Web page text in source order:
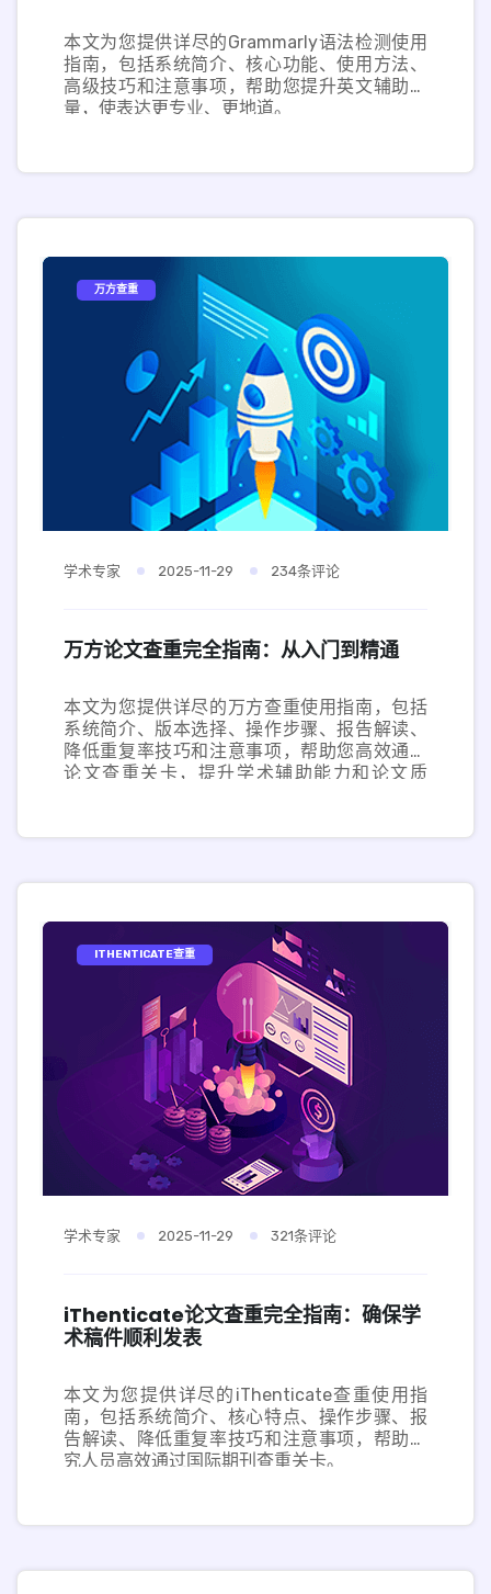
本文为您提供详尽的Grammarly语法检测使用
指南，包括系统简介、核心功能、使用方法、
高级技巧和注意事项，帮助您提升英文辅助质
量，使表达更专业、更地道。
万方查重
学术专家 2025-11-29 234条评论
万方论文查重完全指南：从入门到精通
本文为您提供详尽的万方查重使用指南，包括
系统简介、版本选择、操作步骤、报告解读、
降低重复率技巧和注意事项，帮助您高效通过
论文查重关卡，提升学术辅助能力和论文质
ITHENTICATE查重
学术专家 2025-11-29 321条评论
iThenticate论文查重完全指南：确保学
术稿件顺利发表
本文为您提供详尽的iThenticate查重使用指
南，包括系统简介、核心特点、操作步骤、报
告解读、降低重复率技巧和注意事项，帮助研
究人员高效通过国际期刊查重关卡。